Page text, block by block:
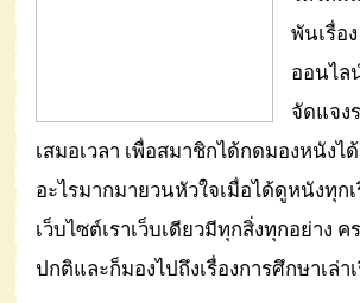
พันเรื่อ
ออนไล
จัดแจง
เสมอเวลา เพื่อสมาชิกได้กดมองหนังไ
อะไรมากมายวนหัวใจเมื่อได้ดูหนังทุก
เว็บไซต์เราเว็บเดียวมีทุกสิ่งทุกอย่าง
ปกติและก็มองไปถึงเรื่องการศึกษาเล่า